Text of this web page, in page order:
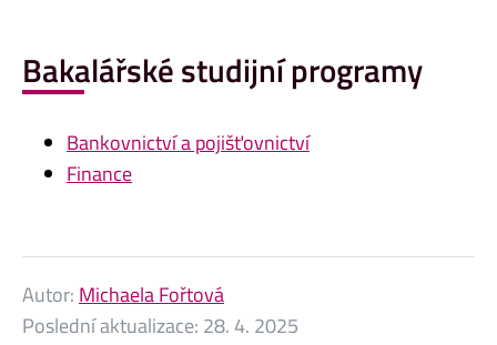
Bakalářské studijní programy
Bankovnictví a pojišťovnictví
Finance
Autor: Michaela Fořtová
Poslední aktualizace: 28. 4. 2025